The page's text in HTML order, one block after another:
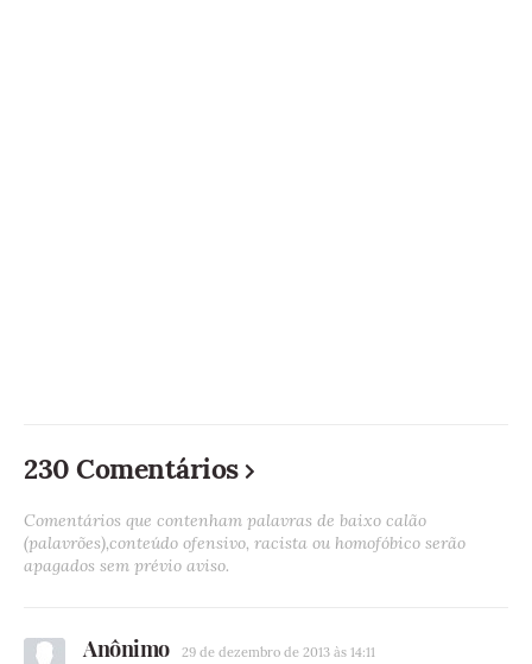
230 Comentários
Comentários que contenham palavras de baixo calão
(palavrões),conteúdo ofensivo, racista ou homofóbico serão
apagados sem prévio aviso.
Anônimo 29 de dezembro de 2013 às 14:11